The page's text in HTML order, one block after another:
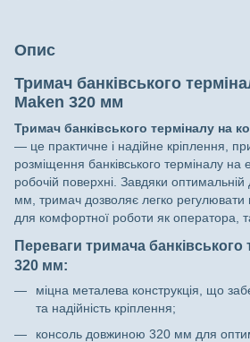
Опис
Тримач банківського
Maken 320 мм
Тримач банківського терміналу на
— це практичне і надійне кріплення,
розміщення банківського терміналу на
робочій поверхні. Завдяки оптимальній
мм, тримач дозволяє легко
для комфортної роботи як оператора,
Переваги тримача банківського
320 мм:
міцна металева конструкція, що
та надійність кріплення;
консоль довжиною 320 мм для